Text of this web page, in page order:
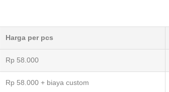
Harga per pcs
Rp 58.000
Rp 58.000 + biaya custom